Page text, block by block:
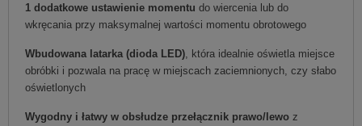
1 dodatkowe ustawienie momentu do wiercenia lub do
wkręcania przy maksymalnej wartości momentu obrotowego
Wbudowana latarka (dioda LED) , która idealnie oświetla miejsce
obróbki i pozwala na pracę w miejscach zaciemnionych, czy słabo
oświetlonych
Wygodny i łatwy w obsłudze przełącznik prawo/lewo z